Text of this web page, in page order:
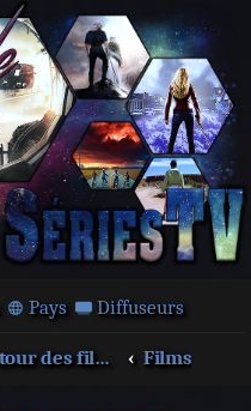
Pays Diffuseurs
Autour des films et séries Films